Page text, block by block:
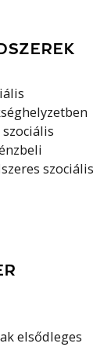
szociális
elsődleges